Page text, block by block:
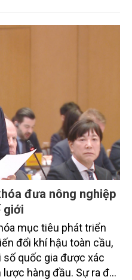
đông đảo đại biểu đến
nước, đơn vị nghiên cứu,
nông dân đang trực
lúa phát thải thấp.
đưa nông nghiệp
giới
mục tiêu phát triển
đổi khí hậu toàn cầu,
quốc gia được xác
hàng đầu. Sự ra đời